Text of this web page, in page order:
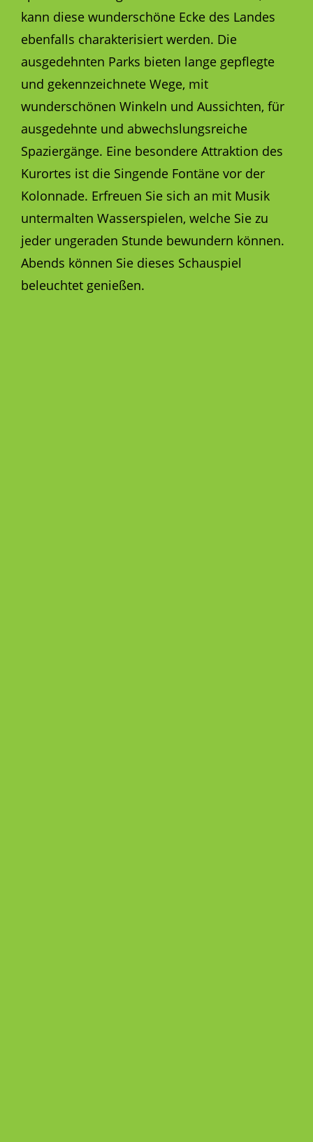
kann diese wunderschöne Ecke des Landes
ebenfalls charakterisiert werden. Die
ausgedehnten Parks bieten lange gepflegte
und gekennzeichnete Wege, mit
wunderschönen Winkeln und Aussichten, für
ausgedehnte und abwechslungsreiche
Spaziergänge. Eine besondere Attraktion des
Kurortes ist die Singende Fontäne vor der
Kolonnade. Erfreuen Sie sich an mit Musik
untermalten Wasserspielen, welche Sie zu
jeder ungeraden Stunde bewundern können.
Abends können Sie dieses Schauspiel
beleuchtet genießen.